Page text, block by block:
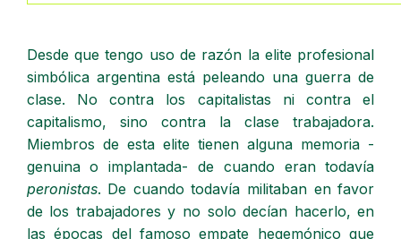
Desde que tengo uso de razón la elite profesional
simbólica argentina está peleando una guerra de
clase. No contra los capitalistas ni contra el
capitalismo, sino contra la clase trabajadora.
Miembros de esta elite tienen alguna memoria -
genuina o implantada- de cuando eran todavía
peronistas. De cuando todavía militaban en favor
de los trabajadores y no solo decían hacerlo, en
las épocas del famoso empate hegemónico que